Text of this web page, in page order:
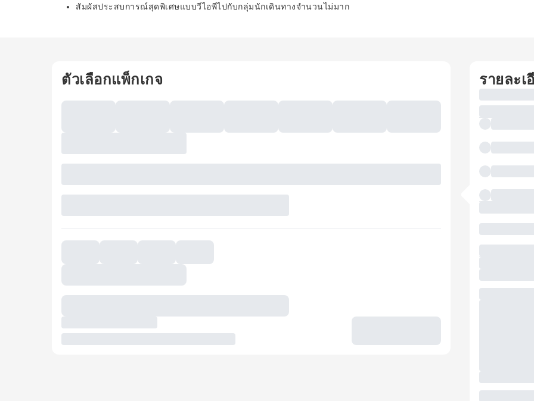
สัมผัสประสบการณ์สุดพิเศษแบบวีไอพีไปกับกลุ่มนักเดินทางจำนวนไม่มาก
ตัวเลือกแพ็กเกจ รายละเ